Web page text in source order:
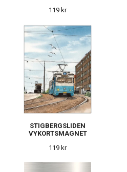
119 kr
STIGBERGSLIDEN
VYKORTSMAGNET
119 kr